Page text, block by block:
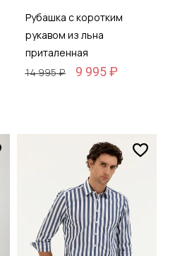
Рубашка с коротким
рукавом из льна
приталенная
14 995 ₽
9 995 ₽